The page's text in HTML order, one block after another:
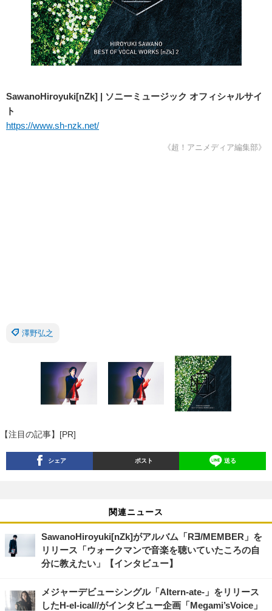
SawanoHiroyuki[nZk] | ソニーミュージック オフィシャルサイ
ト
https://www.sh-nzk.net/
《超！アニメディア編集部》
澤野弘之
【注目の記事】[PR]
シェア ポスト 送る
関連ニュース
SawanoHiroyuki[nZk]がアルバム「R∃/MEMBER」を
リリース「ウォークマンで音楽を聴いていたころの自
分に教えたい」【インタビュー】
メジャーデビューシングル「Altern-ate-」をリリース
したH-el-ical//がインタビュー企画「Megami’sVoice」